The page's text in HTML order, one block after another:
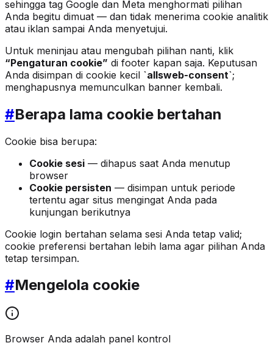
sehingga tag Google dan Meta menghormati pilihan
Anda begitu dimuat — dan tidak menerima cookie analitik
atau iklan sampai Anda menyetujui.
Untuk meninjau atau mengubah pilihan nanti, klik
“Pengaturan cookie” di footer kapan saja. Keputusan
Anda disimpan di cookie kecil `allsweb-consent`;
menghapusnya memunculkan banner kembali.
#Berapa lama cookie bertahan
Cookie bisa berupa:
Cookie sesi — dihapus saat Anda menutup
browser
Cookie persisten — disimpan untuk periode
tertentu agar situs mengingat Anda pada
kunjungan berikutnya
Cookie login bertahan selama sesi Anda tetap valid;
cookie preferensi bertahan lebih lama agar pilihan Anda
tetap tersimpan.
#Mengelola cookie
Browser Anda adalah panel kontrol